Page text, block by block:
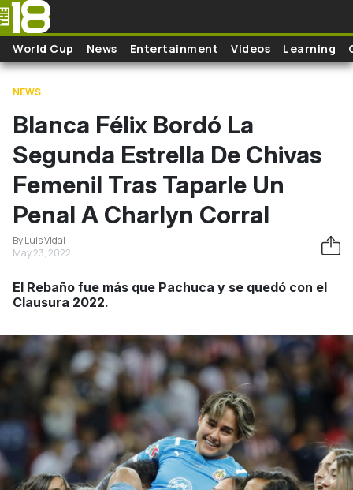
Skip to main content
World Cup News Entertainment Videos Learning
NEWS
Blanca Félix Bordó La
Segunda Estrella De Chivas
Femenil Tras Taparle Un
Penal A Charlyn Corral
By Luis Vidal
May 23, 2022
El Rebaño fue más que Pachuca y se quedó con el
Clausura 2022.